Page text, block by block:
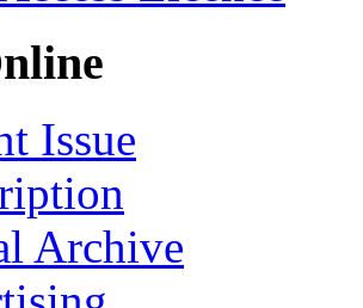
Issue
Archive